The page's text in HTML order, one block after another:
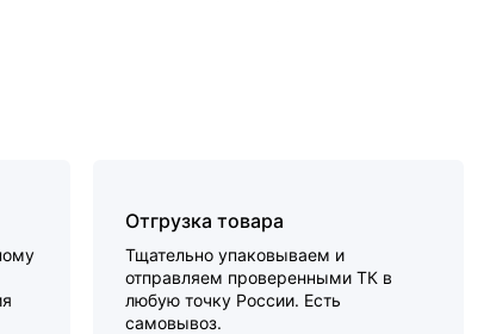
Отгрузка товара
Тщательно упаковываем и
отправляем проверенными ТК в
любую точку России. Есть
самовывоз.